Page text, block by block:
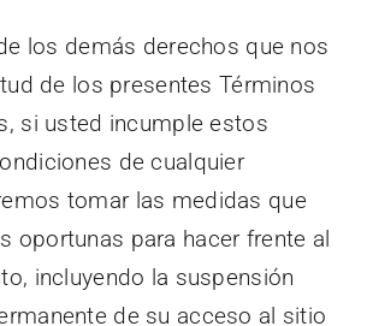
los demás derechos que nos
de los presentes Términos
si usted incumple estos
de cualquier
tomar las medidas que
oportunas para hacer frente al
incluyendo la suspensión
de su acceso al sitio